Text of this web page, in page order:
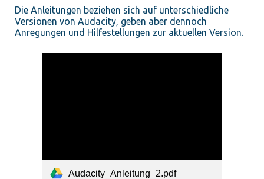
Die Anleitungen beziehen sich auf unterschiedliche
Versionen von Audacity, geben aber dennoch
Anregungen und Hilfestellungen zur aktuellen Version.
Audacity_Anleitung_2.pdf